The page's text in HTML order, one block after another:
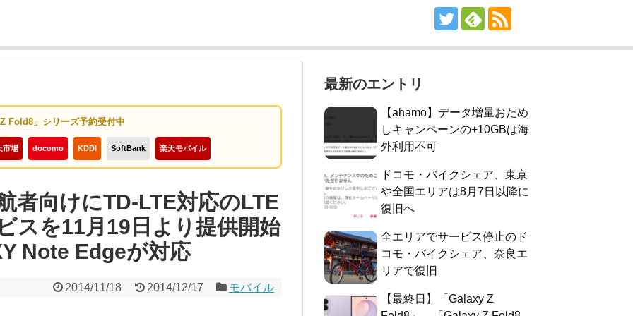
Fold8」シリーズ予約受付中
市場 docomo KDDI SoftBank 楽天モバイル
者向けにTD-LTE対応のLTE
スを11月19日より提供開始
Note Edgeが対応
2014/11/18 2014/12/17 モバイル
最新のエントリ
【ahamo】データ増量おため
しキャンペーンの+10GBは海
外利用不可
ドコモ・バイクシェア、東京
や全国エリアは8月7日以降に
復旧へ
全エリアでサービス停止のド
コモ・バイクシェア、奈良エ
リアで復旧
【最終日】「Galaxy Z